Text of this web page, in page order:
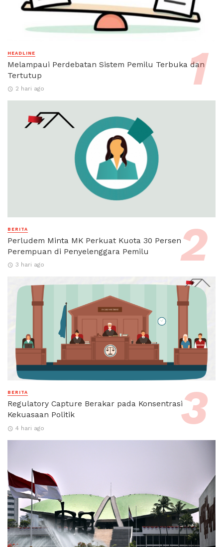
HEADLINE
Melampaui Perdebatan Sistem Pemilu Terbuka dan
Tertutup
2 hari ago
BERITA
Perludem Minta MK Perkuat Kuota 30 Persen
Perempuan di Penyelenggara Pemilu
3 hari ago
BERITA
Regulatory Capture Berakar pada Konsentrasi
Kekuasaan Politik
4 hari ago